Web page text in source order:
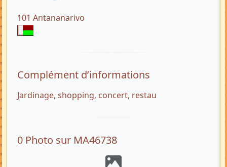
101 Antananarivo
Complément d’informations
Jardinage, shopping, concert, restau
0 Photo sur MA46738